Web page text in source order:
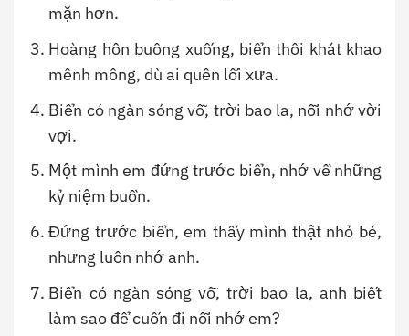
mặn hơn.
Hoàng hôn buông xuống, biển thôi khát khao
mênh mông, dù ai quên lối xưa.
Biển có ngàn sóng vỗ, trời bao la, nỗi nhớ vời
vợi.
Một mình em đứng trước biển, nhớ về những
kỷ niệm buồn.
Đứng trước biển, em thấy mình thật nhỏ bé,
nhưng luôn nhớ anh.
Biển có ngàn sóng vỗ, trời bao la, anh biết
làm sao để cuốn đi nỗi nhớ em?